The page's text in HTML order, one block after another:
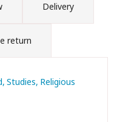
Delivery
return
Studies Religious